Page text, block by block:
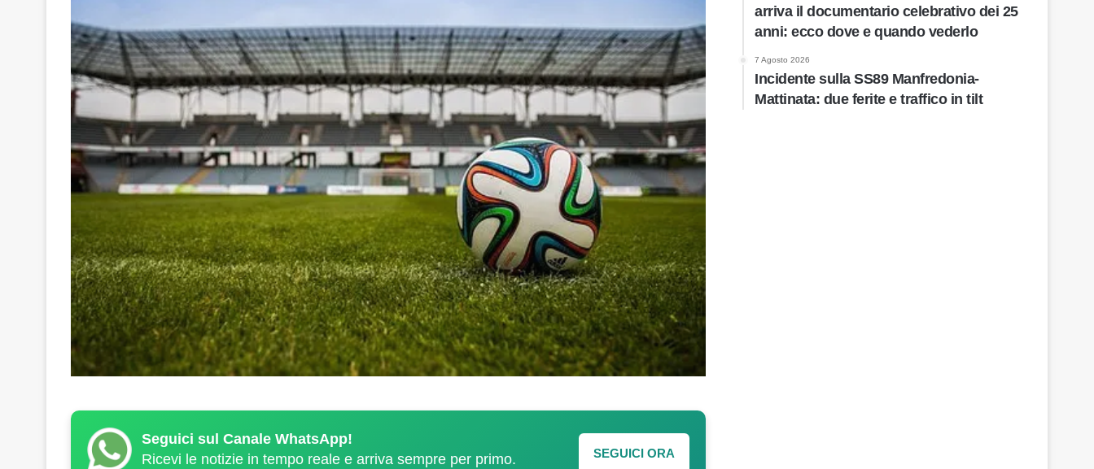
Seguici sul Canale WhatsApp!
Ricevi le notizie in tempo reale e arriva sempre per primo.
SEGUICI ORA
arriva il documentario celebrativo dei 25
anni: ecco dove e quando vederlo
7 Agosto 2026
Incidente sulla SS89 Manfredonia-
Mattinata: due ferite e traffico in tilt